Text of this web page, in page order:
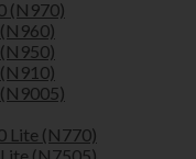
(N970)
Lite (N770)